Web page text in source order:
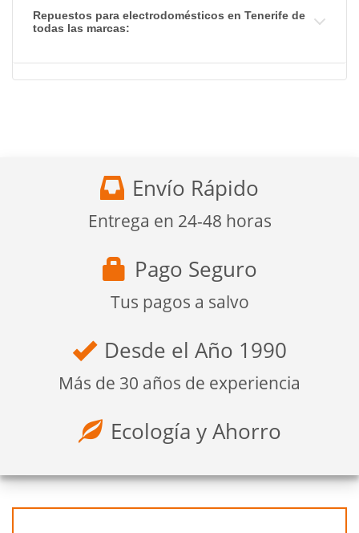
Repuestos para electrodomésticos en Tenerife de
todas las marcas:
Envío Rápido
Entrega en 24-48 horas
Pago Seguro
Tus pagos a salvo
Desde el Año 1990
Más de 30 años de experiencia
Ecología y Ahorro